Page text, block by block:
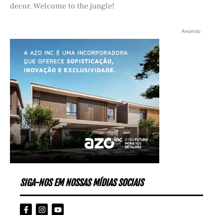
decor. Welcome to the jungle!
Anúncio
SIGA-NOS EM NOSSAS MÍDIAS SOCIAIS